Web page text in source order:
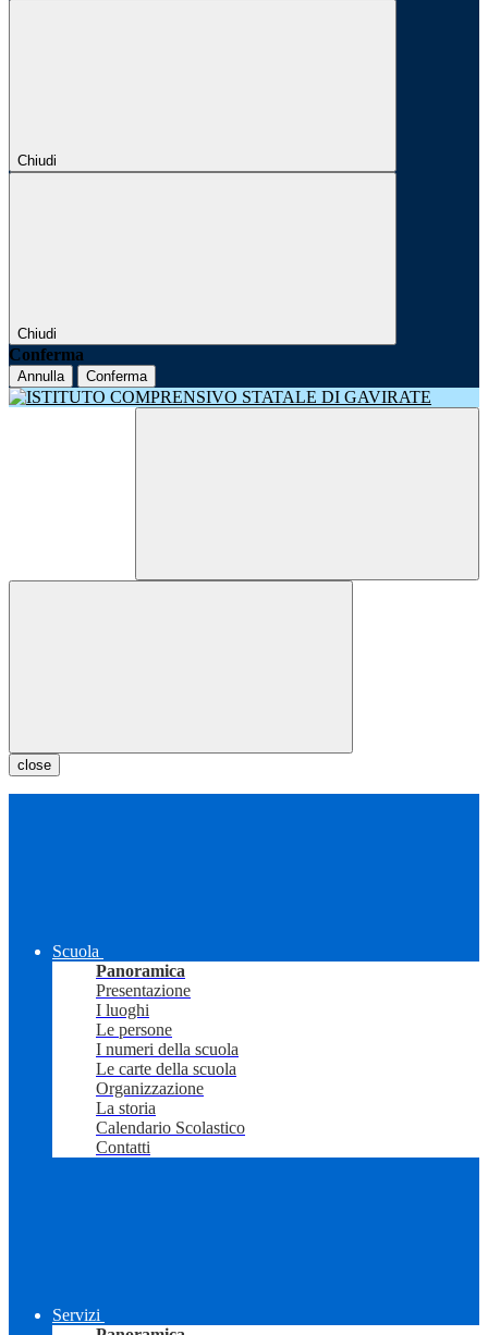
Chiudi
Chiudi
Conferma
Annulla Conferma
close
Scuola
Panoramica
Presentazione
I luoghi
Le persone
I numeri della scuola
Le carte della scuola
Organizzazione
La storia
Calendario Scolastico
Contatti
Servizi